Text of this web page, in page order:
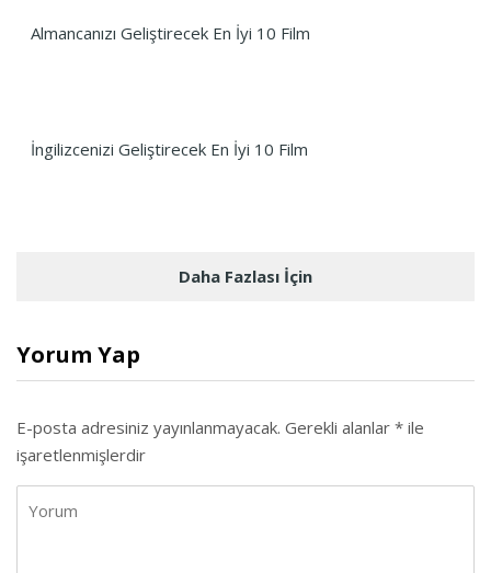
Almancanızı Geliştirecek En İyi 10 Film
İngilizcenizi Geliştirecek En İyi 10 Film
Daha Fazlası İçin
Yorum Yap
E-posta adresiniz yayınlanmayacak. Gerekli alanlar * ile
işaretlenmişlerdir